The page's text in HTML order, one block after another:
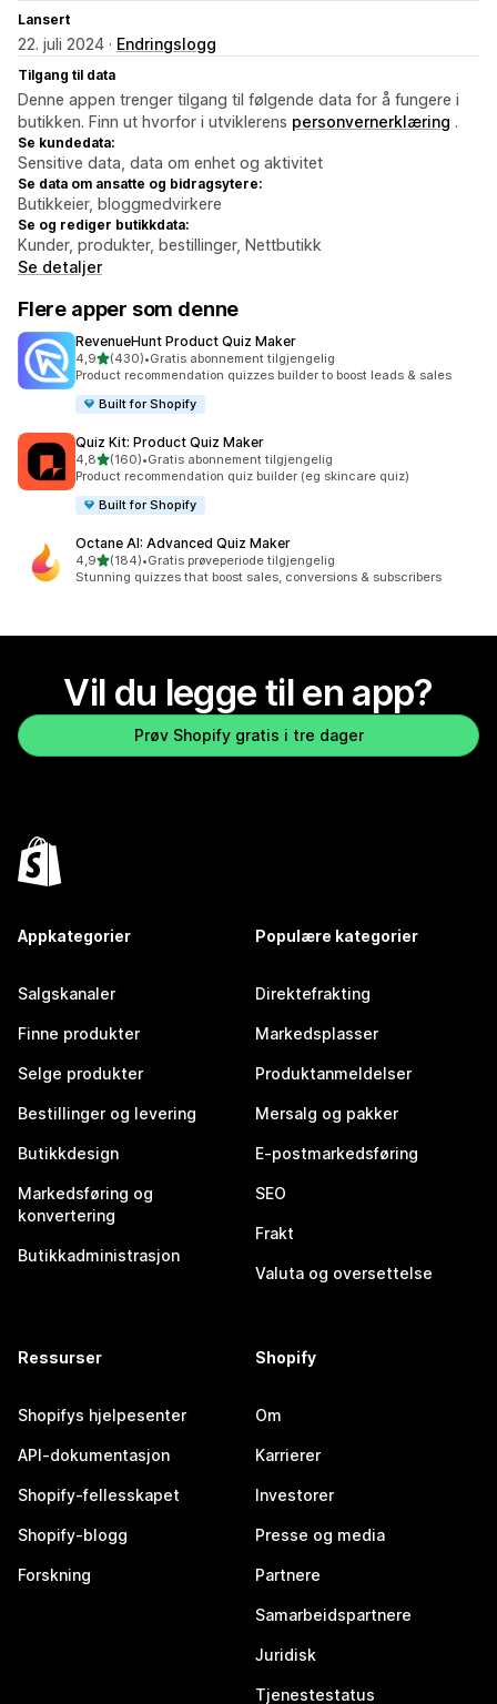
Lansert
22. juli 2024 · Endringslogg
Tilgang til data
Denne appen trenger tilgang til følgende data for å fungere i
butikken. Finn ut hvorfor i utviklerens personvernerklæring .
Se kundedata:
Sensitive data, data om enhet og aktivitet
Se data om ansatte og bidragsytere:
Butikkeier, bloggmedvirkere
Se og rediger butikkdata:
Kunder, produkter, bestillinger, Nettbutikk
Se detaljer
Flere apper som denne
RevenueHunt Product Quiz Maker
4,9av 5 stjerner
(430)
Totalt 430 omtaler
•Gratis abonnement tilgjengelig
Product recommendation quizzes builder to boost leads & sales
Built for Shopify
Quiz Kit: Product Quiz Maker
4,8av 5 stjerner
(160)
Totalt 160 omtaler
•Gratis abonnement tilgjengelig
Product recommendation quiz builder (eg skincare quiz)
Built for Shopify
Octane AI: Advanced Quiz Maker
4,9av 5 stjerner
(184)
Totalt 184 omtaler
•Gratis prøveperiode tilgjengelig
Stunning quizzes that boost sales, conversions & subscribers
Vil du legge til en app?
Prøv Shopify gratis i tre dager
Appkategorier
Salgskanaler
Finne produkter
Selge produkter
Bestillinger og levering
Butikkdesign
Markedsføring og
konvertering
Butikkadministrasjon
Populære kategorier
Direktefrakting
Markedsplasser
Produktanmeldelser
Mersalg og pakker
E-postmarkedsføring
SEO
Frakt
Valuta og oversettelse
Ressurser
Shopifys hjelpesenter
API-dokumentasjon
Shopify-fellesskapet
Shopify-blogg
Forskning
Shopify
Om
Karrierer
Investorer
Presse og media
Partnere
Samarbeidspartnere
Juridisk
Tjenestestatus